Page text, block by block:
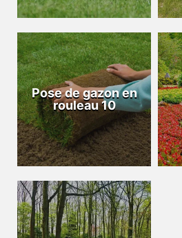
Pose de gazon en
rouleau 10